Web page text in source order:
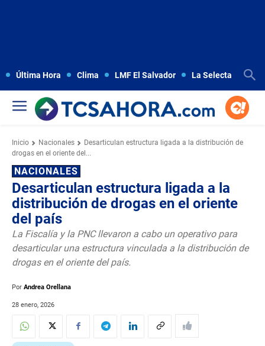
Última Hora Clima LMF El Salvador La Selecta
Inicio Nacionales
Desarticulan estructura ligada a la distribución de
drogas en el oriente del...
NACIONALES
Desarticulan estructura ligada a la
distribución de drogas en el oriente
del país
La Fiscalía y la PNC llevaron a cabo un operativo para
desarticular una estructura vinculada a la distribución de
drogas en el oriente del país.
Por Andrea Orellana
28 enero, 2026